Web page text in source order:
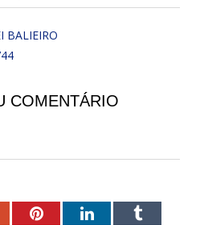
BALIEIRO
COMENTÁRIO
PinterestLinkedInTumblr